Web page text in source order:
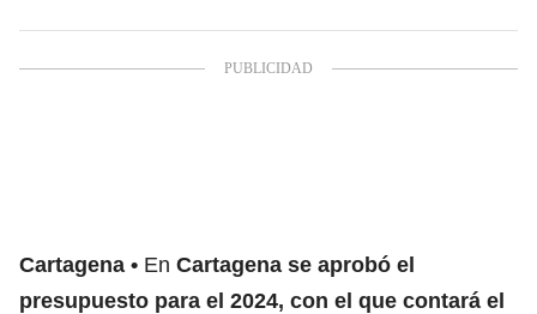
Cartagena En Cartagena se aprobó el
presupuesto para el 2024, con el que contará el